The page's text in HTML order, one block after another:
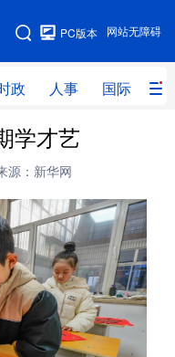
网站无障碍
PC版本
政 人事 国际 财
时政
网评
球连线 教育
量子 体育
健康 军事
政务
学才艺
源：新华网